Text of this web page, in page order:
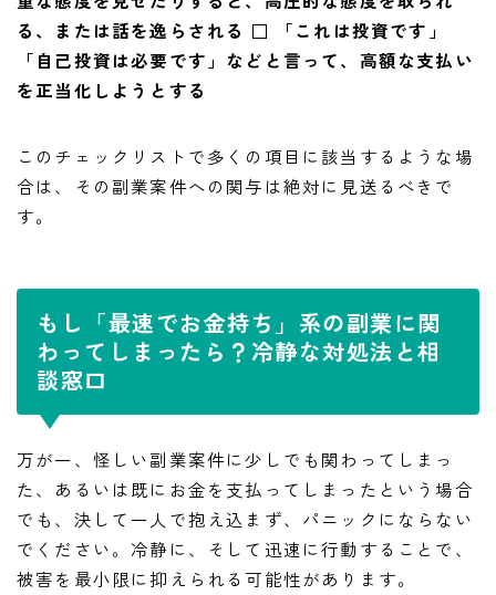
る、または話を逸らされる □ 「これは投資です」
「自己投資は必要です」などと言って、高額な支払い
を正当化しようとする
このチェックリストで多くの項目に該当するような場
合は、その副業案件への関与は絶対に見送るべきで
す。
もし「最速でお金持ち」系の副業に関
わってしまったら？冷静な対処法と相
談窓口
万が一、怪しい副業案件に少しでも関わってしまっ
た、あるいは既にお金を支払ってしまったという場合
でも、決して一人で抱え込まず、パニックにならない
でください。冷静に、そして迅速に行動することで、
被害を最小限に抑えられる可能性があります。